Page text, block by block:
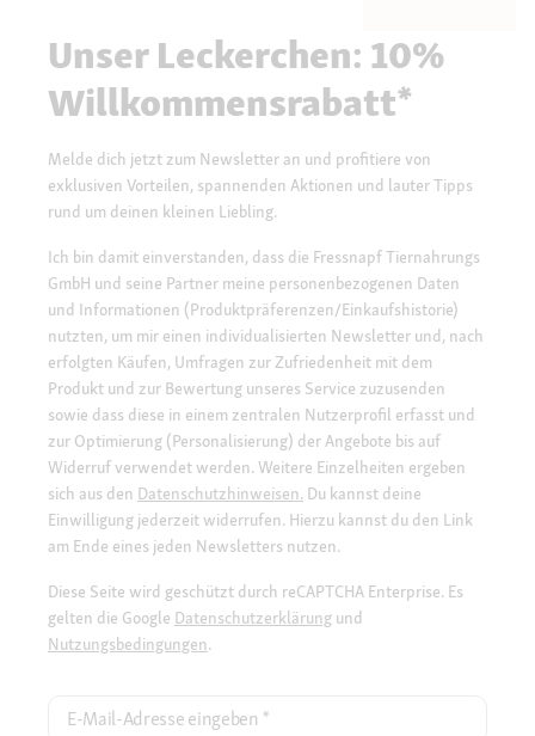
Unser Leckerchen: 10%
Willkommensrabatt*
Melde dich jetzt zum Newsletter an und profitiere von
exklusiven Vorteilen, spannenden Aktionen und lauter Tipps
rund um deinen kleinen Liebling.
Ich bin damit einverstanden, dass die Fressnapf Tiernahrungs
GmbH und seine Partner meine personenbezogenen Daten
und Informationen (Produktpräferenzen/Einkaufshistorie)
nutzten, um mir einen individualisierten Newsletter und, nach
erfolgten Käufen, Umfragen zur Zufriedenheit mit dem
Produkt und zur Bewertung unseres Service zuzusenden
sowie dass diese in einem zentralen Nutzerprofil erfasst und
zur Optimierung (Personalisierung) der Angebote bis auf
Widerruf verwendet werden. Weitere Einzelheiten ergeben
sich aus den Datenschutzhinweisen. Du kannst deine
Einwilligung jederzeit widerrufen. Hierzu kannst du den Link
am Ende eines jeden Newsletters nutzen.
Diese Seite wird geschützt durch reCAPTCHA Enterprise. Es
gelten die Google Datenschutzerklärung und
Nutzungsbedingungen.
E-Mail-Adresse eingeben *